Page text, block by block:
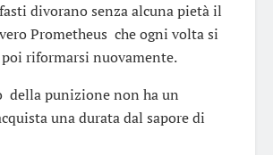
divorano senza alcuna pietà il
Prometheus che ogni volta si
riformarsi nuovamente.
della punizione non ha un
una durata dal sapore di